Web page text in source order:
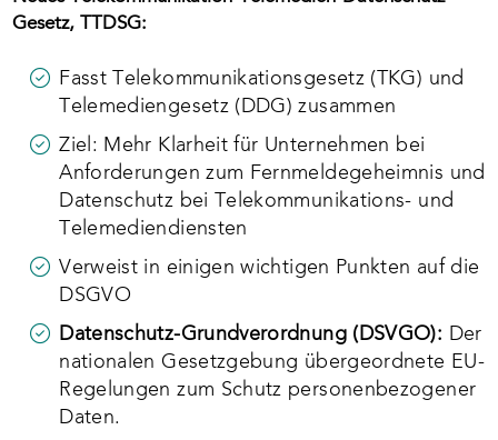
Gesetz, TTDSG:
Fasst Telekommunikationsgesetz (TKG) und
Telemediengesetz (DDG) zusammen
Ziel: Mehr Klarheit für Unternehmen bei
Anforderungen zum Fernmeldegeheimnis und
Datenschutz bei Telekommunikations- und
Telemediendiensten
Verweist in einigen wichtigen Punkten auf die
DSGVO
Datenschutz-Grundverordnung (DSVGO): Der
nationalen Gesetzgebung übergeordnete EU-
Regelungen zum Schutz personenbezogener
Daten.